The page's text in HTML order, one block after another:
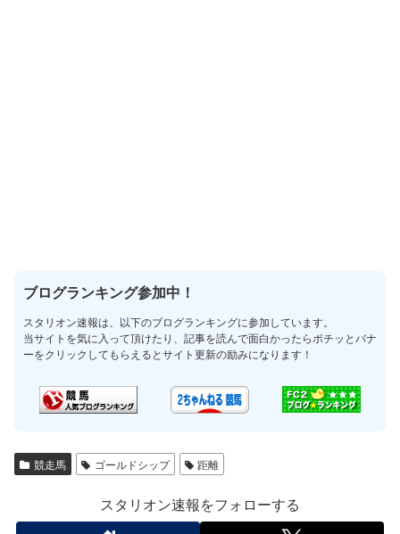
ブログランキング参加中！
スタリオン速報は、以下のブログランキングに参加しています。
当サイトを気に入って頂けたり、記事を読んで面白かったらポチッとバナ
ーをクリックしてもらえるとサイト更新の励みになります！
競走馬 ゴールドシップ 距離
スタリオン速報をフォローする